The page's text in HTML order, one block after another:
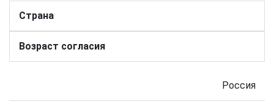
Страна
Возраст согласия
Россия